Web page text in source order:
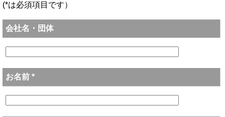
(*は必須項目です）
会社名・団体
お名前 *